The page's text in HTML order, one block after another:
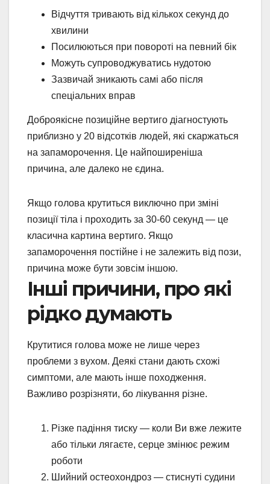
Відчуття тривають від кількох секунд до
хвилини
Посилюються при повороті на певний бік
Можуть супроводжуватись нудотою
Зазвичай зникають самі або після
спеціальних вправ
Доброякісне позиційне вертиго діагностують
приблизно у 20 відсотків людей, які скаржаться
на запаморочення. Це найпоширеніша
причина, але далеко не єдина.
Якщо голова крутиться виключно при зміні
позиції тіла і проходить за 30-60 секунд — це
класична картина вертиго. Якщо
запаморочення постійне і не залежить від пози,
причина може бути зовсім іншою.
Інші причини, про які
рідко думають
Крутитися голова може не лише через
проблеми з вухом. Деякі стани дають схожі
симптоми, але мають інше походження.
Важливо розрізняти, бо лікування різне.
Різке падіння тиску — коли Ви вже лежите
або тільки лягаєте, серце змінює режим
роботи
Шийний остеохондроз — стиснуті судини